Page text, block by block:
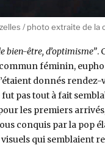
/ photo extraite de la
bien-être, d’optimisme”.
féminin,
donnés
pas tout à fait
les premiers
conquis par la pop
qui semblaient